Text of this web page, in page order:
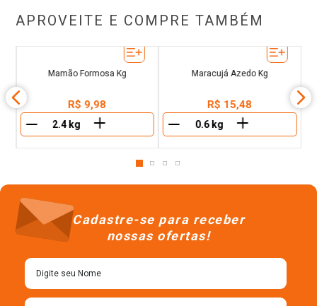
APROVEITE E COMPRE TAMBÉM
Mamão Formosa Kg
R$ 9,98
＋
Maracujá Azedo Kg
R$ 15,48
＋
Cadastre-se para receber
nossas ofertas!